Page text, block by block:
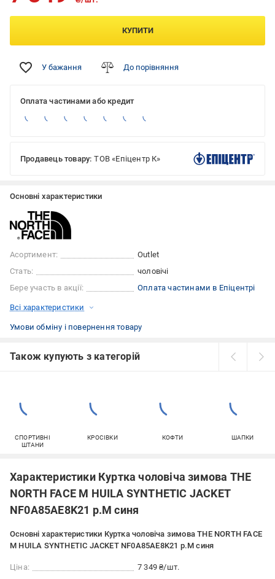
КУПИТИ
У бажання До порівняння
Оплата частинами або кредит
Продавець товару: ТОВ «Епіцентр К»
Основні характеристики
Асортимент:
Outlet
Стать:
чоловічі
Бере участь в акції:
Оплата частинами в Епіцентрі
Всі характеристики
Умови обміну і повернення товару
Також купують з категорій
СПОРТИВНІ
ШТАНИ
КРОСІВКИ КОФТИ ШАПКИ
Характеристики Куртка чоловіча зимова THE
NORTH FACE M HUILA SYNTHETIC JACKET
NF0A85AE8K21 р.M синя
Основні характеристики Куртка чоловіча зимова THE NORTH FACE
M HUILA SYNTHETIC JACKET NF0A85AE8K21 р.M синя
Ціна: 7 349 ₴/шт.